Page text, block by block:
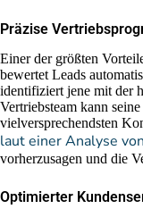
Präzise
Einer der größten
bewertet Leads
identifiziert jene mit der
Vertriebsteam kann
vielversprechendsten
laut einer Analyse
vorherzusagen und die
Optimierter